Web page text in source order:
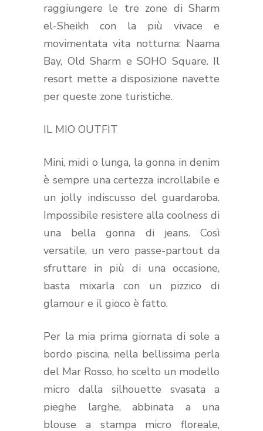
raggiungere le tre zone di Sharm
el-Sheikh con la più vivace e
movimentata vita notturna: Naama
Bay, Old Sharm e SOHO Square. Il
resort mette a disposizione navette
per queste zone turistiche.
IL MIO OUTFIT
Mini, midi o lunga, la gonna in denim
è sempre una certezza incrollabile e
un jolly indiscusso del guardaroba.
Impossibile resistere alla coolness di
una bella gonna di jeans. Così
versatile, un vero passe-partout da
sfruttare in più di una occasione,
basta mixarla con un pizzico di
glamour e il gioco è fatto.
Per la mia prima giornata di sole a
bordo piscina, nella bellissima perla
del Mar Rosso, ho scelto un modello
micro dalla silhouette svasata a
pieghe larghe, abbinata a una
blouse a stampa micro floreale,